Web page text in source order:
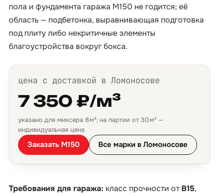
пола и фундамента гаража М150 не годится; её
область — подбетонка, выравнивающая подготовка
под плиту либо некритичные элементы
благоустройства вокруг бокса.
цена с доставкой в Ломоносове
7 350 ₽/м³
указано для миксера 8 м³; на партии от 30 м³ —
индивидуальная цена
Заказать М150 Все марки в Ломоносове
Требования для гаража: класс прочности отB15,